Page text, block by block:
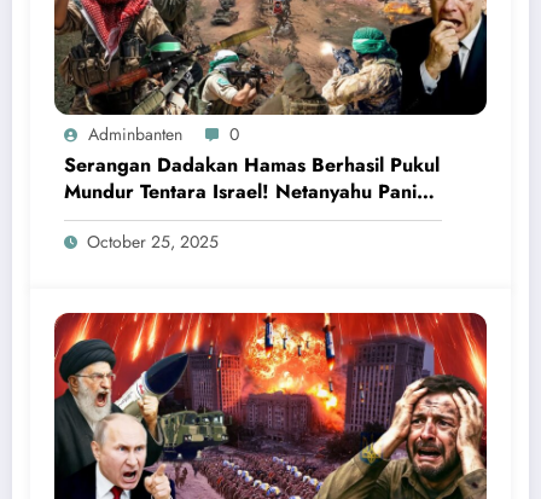
Adminbanten 0
Serangan Dadakan Hamas Berhasil Pukul
Mundur Tentara Israel! Netanyahu Panik
Ketakutan
October 25, 2025